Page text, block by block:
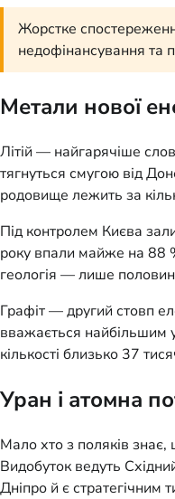
Жорстке
недофінансування та
Метали нової
Літій — найгарячіше
тягнуться смугою від
родовище лежить за
Під контролем Києва
року впали майже на 88
геологія — лише
Графіт — другий стовп
вважається найбільшим
кількості близько 37
Уран і атомна
Мало хто з поляків знає,
Видобуток ведуть
Дніпро й є